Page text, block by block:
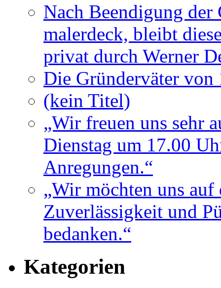
Nach Beendigung
malerdeck, bleibt
privat durch Werner
Die Gründerväter
(kein Titel)
„Wir freuen uns sehr
Dienstag um 17.00
Anregungen.“
„Wir möchten uns
Zuverlässigkeit und
bedanken.“
Kategorien